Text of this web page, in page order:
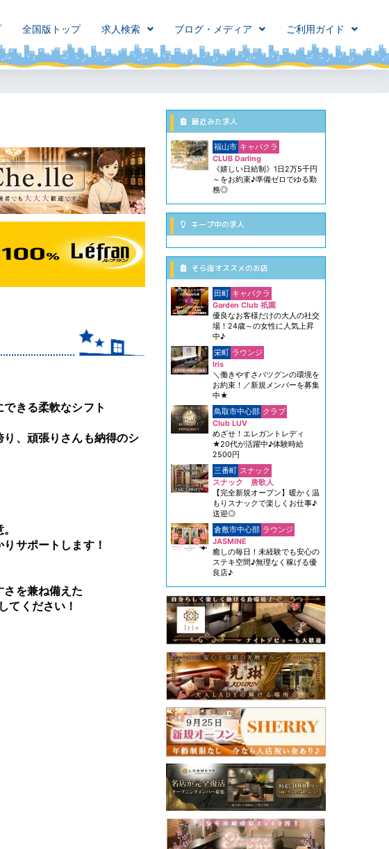
全国版トップ 求人検索 ブログ・メディア ご利用ガイド
きる柔軟なシフト
、頑張りさんも納得のシ
サポートします！
を兼ね備えた
てください！
最近みた求人
福山市 キャバクラ
CLUB Darling
《嬉しい日給制》1日2万5千円
～をお約束♪準備ゼロでゆる勤
務◎
キープ中の求人
そら街オススメのお店
田町 キャバクラ
Garden Club 祇園
優良なお客様だけの大人の社交
場！24歳～の女性に人気上昇
中♪
栄町 ラウンジ
Iris
＼働きやすさバツグンの環境を
お約束！／新規メンバーを募集
中★
鳥取市中心部 クラブ
Club LUV
めざせ！エレガントレディ
★20代が活躍中♪体験時給
2500円
三番町 スナック
スナック 唐歌人
【完全新規オープン】暖かく温
もりスナックで楽しくお仕事♪
送迎◎
倉敷市中心部 ラウンジ
JASMINE
癒しの毎日！未経験でも安心の
ステキ空間♪無理なく稼げる優
良店♪